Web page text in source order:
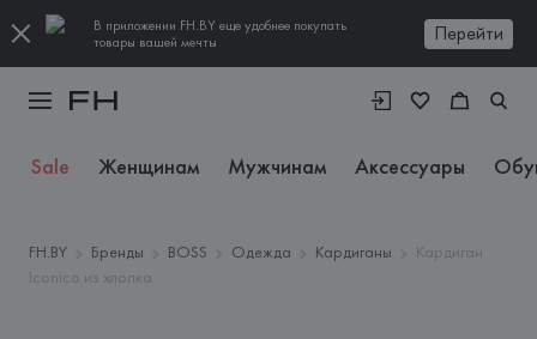
В приложении FH.BY еще удобнее покупать
товары вашей мечты
Перейти
Sale Женщинам Мужчинам Аксессуары
FH.BY Бренды BOSS Одежда Кардиганы
Кардиган
Iconico из хлопка